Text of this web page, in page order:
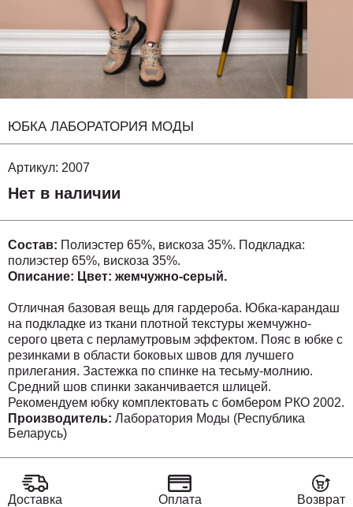
ЮБКА ЛАБОРАТОРИЯ МОДЫ
Артикул: 2007
Нет в наличии
Состав: Полиэстер 65%, вискоза 35%. Подкладка:
полиэстер 65%, вискоза 35%.
Описание: Цвет: жемчужно-серый.
Отличная базовая вещь для гардероба. Юбка-карандаш
на подкладке из ткани плотной текстуры жемчужно-
серого цвета с перламутровым эффектом. Пояс в юбке с
резинками в области боковых швов для лучшего
прилегания. Застежка по спинке на тесьму-молнию.
Средний шов спинки заканчивается шлицей.
Рекомендуем юбку комплектовать с бомбером РКО 2002.
При покупке комплекта РКО 2027, вы можете
существенно сэкономить.
скидки на комплект. Во-вторых, вы экономите на
доставке, так как платите за неё 1 раз.
Производитель: Лаборатория Моды (Республика
Беларусь)
Доставка Оплата Возврат